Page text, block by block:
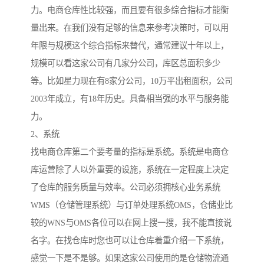
力。电商仓库性比较强，而且要有很多综合指标才能衡
量出来。在我们没有足够的信息来参考决策时，可以用
年限与规模这个综合指标来替代，通常建议十年以上，
规模可以看这家公司有几家分公司，库区总面积多少
等。比如星力现在有8家分公司，10万平出租面积，公司
2003年成立，有18年历史。具备相当强的水平与服务能
力。
2、系统
找电商仓库第二个要考量的指标是系统。系统是电商仓
库运营除了人以外重要的设施，系统在一定程度上决定
了仓库的服务质量与效率。公司必须拥核心业务系统
WMS（仓储管理系统）与订单处理系统OMS，仓储业比
较的WNS与OMS各位可以在网上搜一搜，我不能直接说
名字。在找仓库时您也可以让仓库着重介绍一下系统，
感觉一下是不是够。如果这家公司使用的是仓储物流通